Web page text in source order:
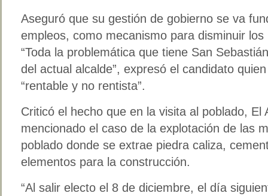
Aseguró que su gestión de gobierno se va
empleos, como mecanismo para disminuir
“Toda la problemática que tiene San
del actual alcalde”, expresó el candidato
“rentable y no rentista”.
Criticó el hecho que en la visita al poblado,
mencionado el caso de la explotación de las
poblado donde se extrae piedra caliza,
elementos para la construcción.
“Al salir electo el 8 de diciembre, el día